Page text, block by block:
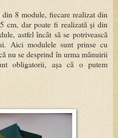
din 8 module, fiecare realizat din
cm, dar poate fi realizată și din
astfel încât să se potrivească
Aici modulele sunt prinse cu
nu se desprind în urma mânuirii
obligatorii, așa că o putem